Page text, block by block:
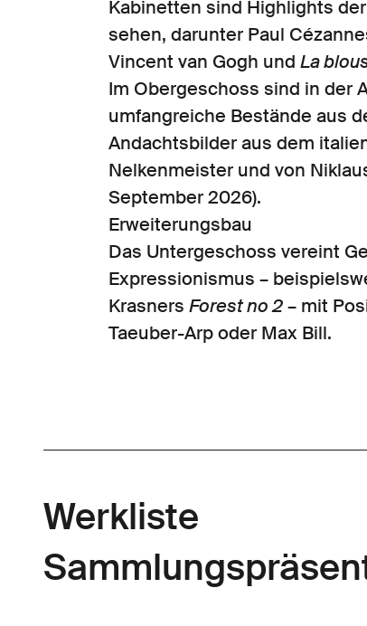
Kabinetten sind Highlights
sehen, darunter Paul
Vincent van Gogh und La
Im Obergeschoss sind in der
umfangreiche Bestände aus
Andachtsbilder aus dem
Nelkenmeister und von
September 2026).
Erweiterungsbau
Das Untergeschoss vereint
Expressionismus –
Krasners Forest no 2 – mit
Taeuber-Arp oder Max Bill.
Werkliste